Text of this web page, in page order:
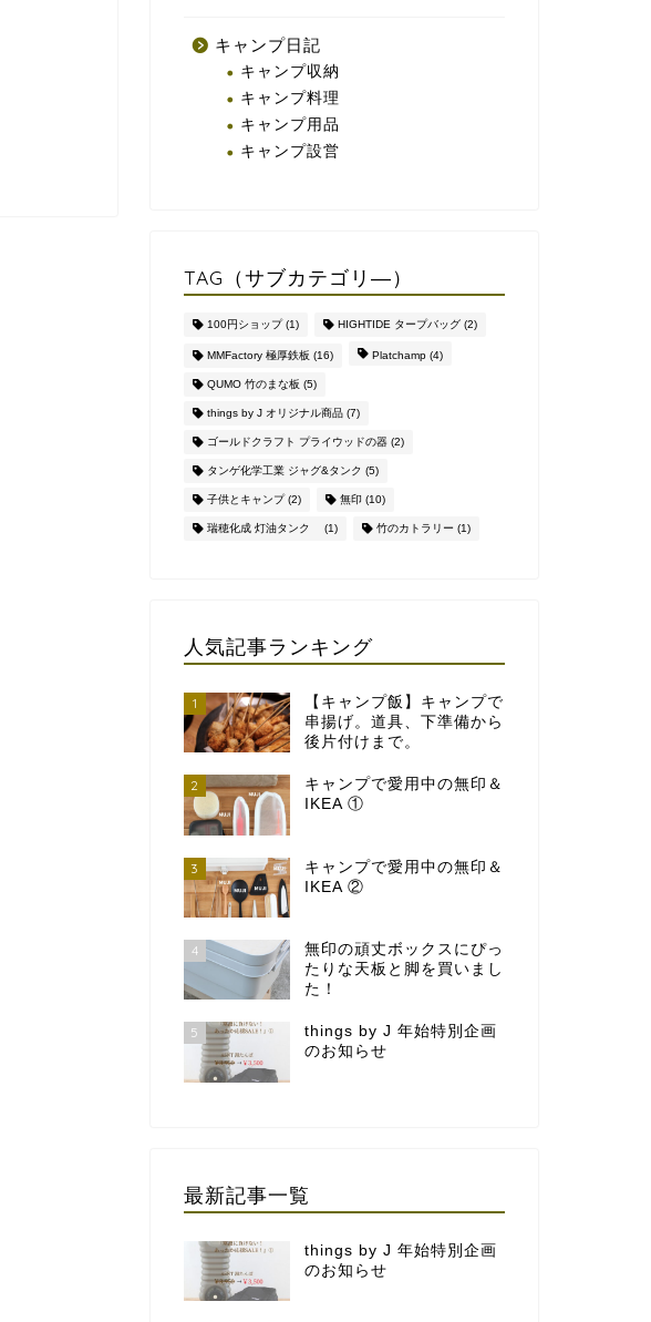
キャンプ日記
キャンプ収納
キャンプ料理
キャンプ用品
キャンプ設営
TAG（サブカテゴリ―）
100円ショップ(1) HIGHTIDE タープバッグ(2)
MMFactory 極厚鉄板 (16) Platchamp(4)
QUMO 竹のまな板 (5)
things by J オリジナル商品(7)
ゴールドクラフト プライウッドの器(2)
タンゲ化学工業 ジャグ&タンク (5)
子供とキャンプ(2) 無印 (10)
瑞穂化成 灯油タンク (1) 竹のカトラリー (1)
人気記事ランキング
1
【キャンプ飯】キャンプで
串揚げ。道具、下準備から
後片付けまで。
2
キャンプで愛用中の無印＆
IKEA ①
3
キャンプで愛用中の無印＆
IKEA ②
4
無印の頑丈ボックスにぴっ
たりな天板と脚を買いまし
た！
5
things by J 年始特別企画
のお知らせ
最新記事一覧
things by J 年始特別企画
のお知らせ